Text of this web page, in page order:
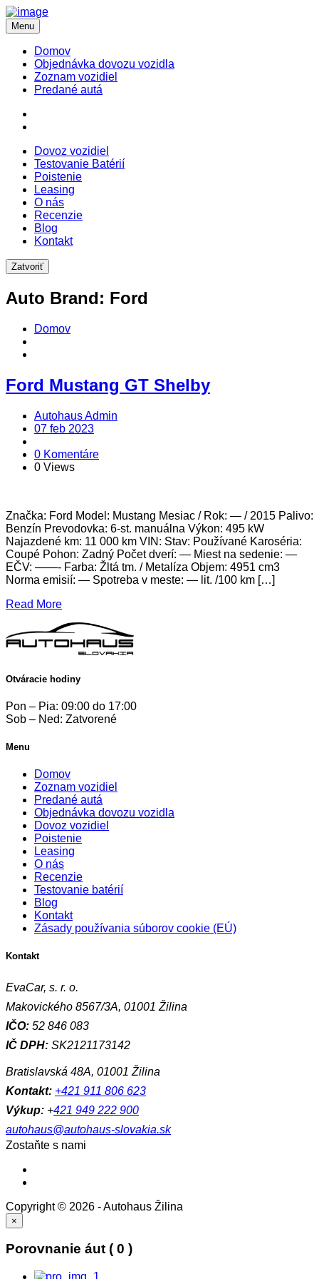
Menu
Domov
Objednávka dovozu vozidla
Zoznam vozidiel
Predané autá
Dovoz vozidiel
Testovanie Batérií
Poistenie
Leasing
O nás
Recenzie
Blog
Kontakt
Zatvoriť
Auto Brand: Ford
Domov
Ford Mustang GT Shelby
Autohaus Admin
07 feb 2023
0 Komentáre
0 Views
Značka: Ford Model: Mustang Mesiac / Rok: — / 2015 Palivo:
Benzín Prevodovka: 6-st. manuálna Výkon: 495 kW
Najazdené km: 11 000 km VIN: Stav: Používané Karoséria:
Coupé Pohon: Zadný Počet dverí: — Miest na sedenie: —
EČV: ——- Farba: Žltá tm. / Metalíza Objem: 4951 cm3
Norma emisií: — Spotreba v meste: — lit. /100 km […]
Read More
Otváracie hodiny
Pon – Pia: 09:00 do 17:00
Sob – Ned: Zatvorené
Menu
Domov
Zoznam vozidiel
Predané autá
Objednávka dovozu vozidla
Dovoz vozidiel
Poistenie
Leasing
O nás
Recenzie
Testovanie batérií
Blog
Kontakt
Zásady používania súborov cookie (EÚ)
Kontakt
EvaCar, s. r. o.
Makovického 8567/3A, 01001 Žilina
IČO: 52 846 083
IČ DPH: SK2121173142
Bratislavská 48A, 01001 Žilina
Kontakt: +421 911 806 623
Výkup: +421 949 222 900
autohaus@autohaus-slovakia.sk
Zostaňte s nami
Copyright © 2026 - Autohaus Žilina
×
Porovnanie áut ( 0 )